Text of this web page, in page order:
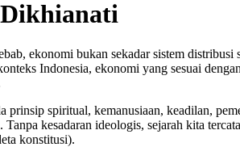
ekonomi bukan sekadar sistem distribusi
Indonesia, ekonomi yang sesuai
spiritual, kemanusiaan, keadilan,
kesadaran ideologis, sejarah kita
konstitusi).